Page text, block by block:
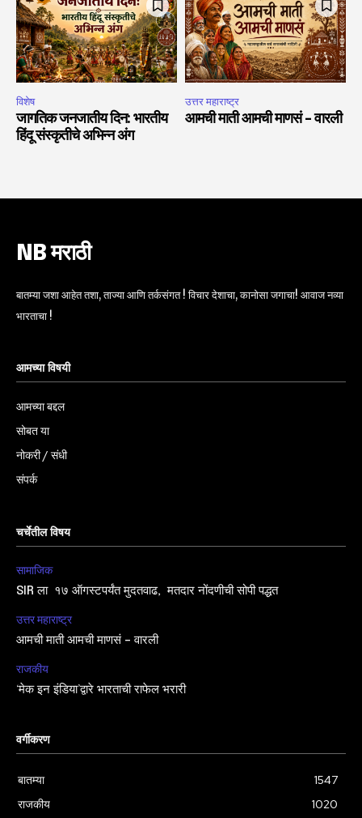
विशेष
जागतिक जनजातीय दिन: भारतीय
हिंदू संस्कृतीचे अभिन्न अंग
उत्तर महाराष्ट्र
आमची माती आमची माणसं – वारली
NB मराठी
बातम्या जशा आहेत तशा, ताज्या आणि तर्कसंगत ! विचार देशाचा, कानोसा जगाचा! आवाज नव्या
भारताचा !
आमच्या विषयी
आमच्या बद्दल
सोबत या
नोकरी / संधी
संपर्क
चर्चेतील विषय
सामाजिक
SIR ला १७ ऑगस्टपर्यंत मुदतवाढ, मतदार नोंदणीची सोपी पद्धत
उत्तर महाराष्ट्र
आमची माती आमची माणसं – वारली
राजकीय
‘मेक इन इंडिया’द्वारे भारताची राफेल भरारी
वर्गीकरण
बातम्या
1547
राजकीय
1020